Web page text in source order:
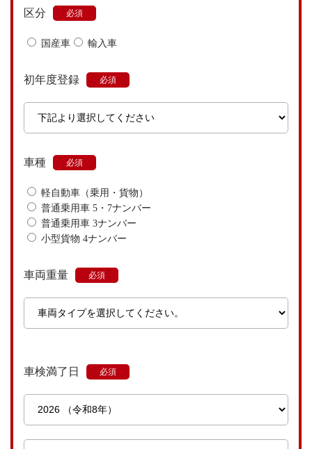
区分
国産車 輸入車
初年度登録
車種
軽自動車（乗用・貨物）
普通乗用車 5・7ナンバー
普通乗用車 3ナンバー
小型貨物 4ナンバー
車両重量
車検満了日